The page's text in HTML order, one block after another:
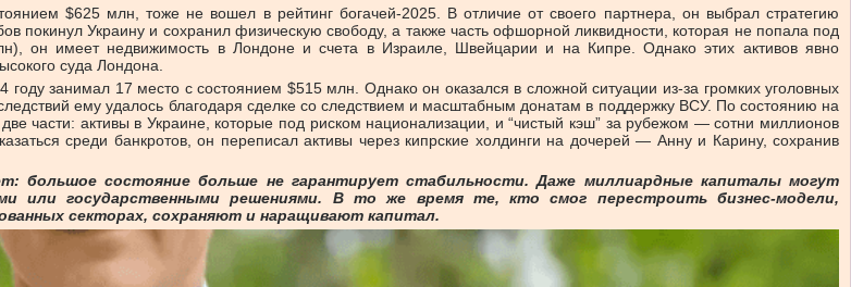
$625 млн, тоже не вошел в рейтинг богачей-2025. В отличие от своего партнера, он выбрал стратегию
покинул Украину и сохранил физическую свободу, а также часть офшорной ликвидности, которая не попала под
он имеет недвижимость в Лондоне и счета в Израиле, Швейцарии и на Кипре. Однако этих активов явно
суда Лондона.
году занимал 17 место с состоянием $515 млн. Однако он оказался в сложной ситуации из-за громких уголовных
ему удалось благодаря сделке со следствием и масштабным донатам в поддержку ВСУ. По состоянию на
части: активы в Украине, которые под риском национализации, и “чистый кэш” за рубежом — сотни миллионов
среди банкротов, он переписал активы через кипрские холдинги на дочерей — Анну и Карину, сохранив
большое состояние больше не гарантирует стабильности. Даже миллиардные капиталы могут
или государственными решениями. В то же время те, кто смог перестроить бизнес-модели,
секторах, сохраняют и наращивают капитал.